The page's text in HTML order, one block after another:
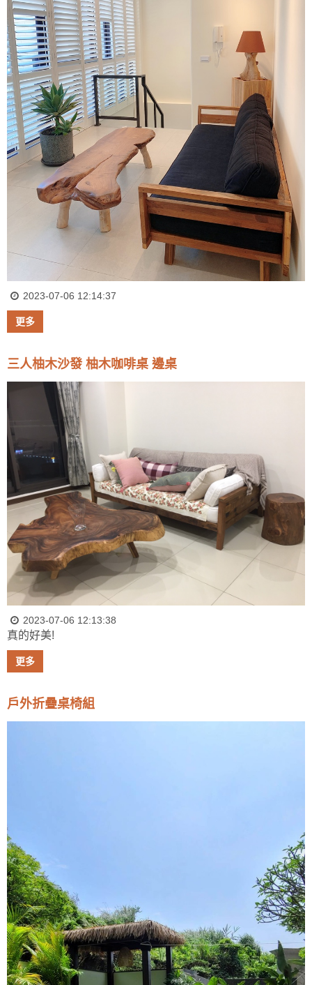
2023-07-06 12:14:37
更多
三人柚木沙發 柚木咖啡桌 邊桌
2023-07-06 12:13:38
真的好美!
更多
戶外折疊桌椅組